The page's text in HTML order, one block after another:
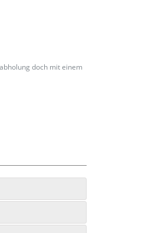
doch mit einem